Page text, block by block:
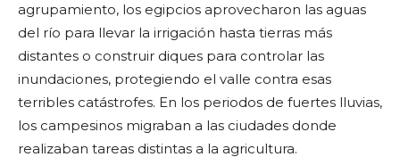
agrupamiento, los egipcios aprovecharon las aguas
del río para llevar la irrigación hasta tierras más
distantes o construir diques para controlar las
inundaciones, protegiendo el valle contra esas
terribles catástrofes. En los periodos de fuertes lluvias,
los campesinos migraban a las ciudades donde
realizaban tareas distintas a la agricultura.